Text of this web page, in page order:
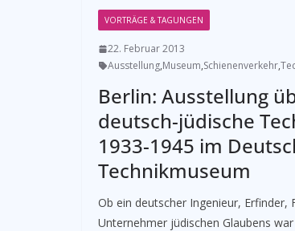
VORTRÄGE & TAGUNGEN
22. Februar 2013
Ausstellung,Museum,Schienenverkehr,
Berlin: Ausstellung
deutsch-jüdische
1933-1945 im
Technikmuseum
­Ob ein deutscher Ingenieur, Erfinder,
Unternehmer jüdischen Glaubens